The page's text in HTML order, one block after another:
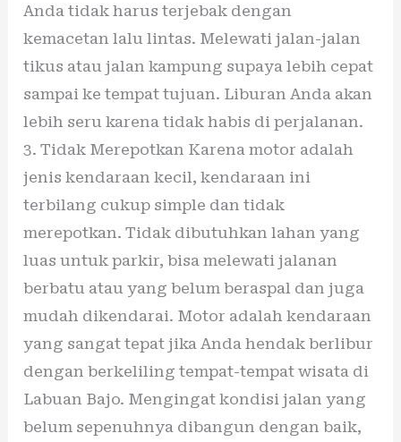
Anda tidak harus terjebak dengan
kemacetan lalu lintas. Melewati jalan-jalan
tikus atau jalan kampung supaya lebih cepat
sampai ke tempat tujuan. Liburan Anda akan
lebih seru karena tidak habis di perjalanan.
3. Tidak Merepotkan Karena motor adalah
jenis kendaraan kecil, kendaraan ini
terbilang cukup simple dan tidak
merepotkan. Tidak dibutuhkan lahan yang
luas untuk parkir, bisa melewati jalanan
berbatu atau yang belum beraspal dan juga
mudah dikendarai. Motor adalah kendaraan
yang sangat tepat jika Anda hendak berlibur
dengan berkeliling tempat-tempat wisata di
Labuan Bajo. Mengingat kondisi jalan yang
belum sepenuhnya dibangun dengan baik,